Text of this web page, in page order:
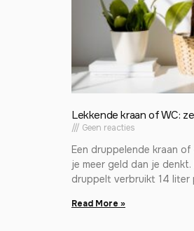
Lekkende kraan of WC:
Geen reacties
Een druppelende kraan
je meer geld dan je
druppelt verbruikt 14 liter
Read More »